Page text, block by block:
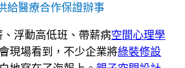
給醫療合作保證辦事
、浮動高低班、帶薪病空間心理學
現場看到，不少企業將綠裝修設